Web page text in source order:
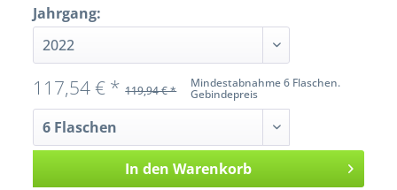
Jahrgang:
Mindestabnahme 6 Flaschen.
Gebindepreis
117,54 € * 119,94 € *
In den Warenkorb